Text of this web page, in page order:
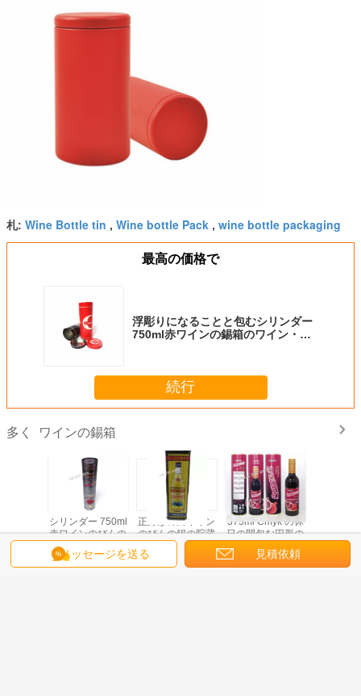
札: Wine Bottle tin , Wine bottle Pack , wine bottle packaging
最高の価格で
浮彫りになることと包むシリンダー
750ml赤ワインの錫箱のワイン・ボ
続行
多く ワインの錫箱
ギフト
ン・ボ
プラグ
シリンダー 750ml
赤ワインのびんの
包装箱はとのふた
および浮彫りにな
ることのプラグを
正方形の白ワイン
のびんの錫の貯蔵
容器、個人化され
た金属のギフト用
の箱
375ml Cmyk の休
日の間包む円形の
ワインの錫箱の精
神のびん
トルの包
の正方形
缶を印
メッセージを送る 見積依頼